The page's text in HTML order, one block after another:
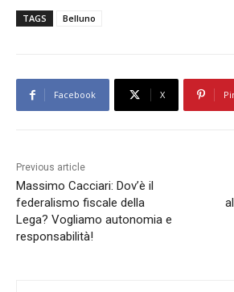
TAGS Belluno
Facebook X
Previous article
Massimo Cacciari: Dov’è il
federalismo fiscale della
Lega? Vogliamo autonomia e
responsabilità!